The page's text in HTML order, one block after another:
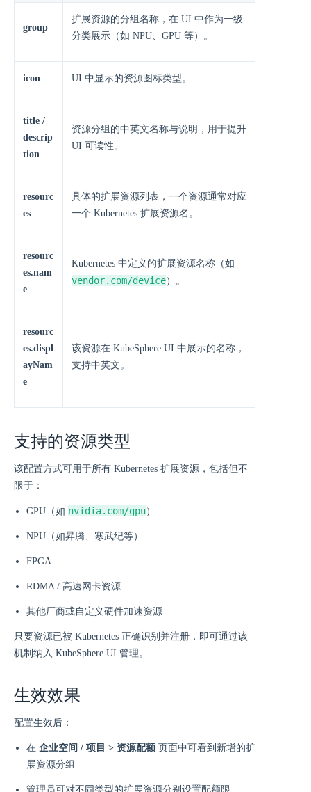
group
扩展资源的分组名称，在 UI 中作为一级
分类展示（如 NPU、GPU 等）。
icon UI 中显示的资源图标类型。
title /
descrip
tion
资源分组的中英文名称与说明，用于提升
UI 可读性。
resourc
es
具体的扩展资源列表，一个资源通常对应
一个 Kubernetes 扩展资源名。
resourc
es.nam
e
Kubernetes 中定义的扩展资源名称（如
vendor.com/device）。
resourc
es.displ
ayNam
e
该资源在 KubeSphere UI 中展示的名称，
支持中英文。
支持的资源类型
该配置方式可用于所有 Kubernetes 扩展资源，包括但不
限于：
GPU（如 nvidia.com/gpu）
NPU（如昇腾、寒武纪等）
FPGA
RDMA / 高速网卡资源
其他厂商或自定义硬件加速资源
只要资源已被 Kubernetes 正确识别并注册，即可通过该
机制纳入 KubeSphere UI 管理。
生效效果
配置生效后：
在 企业空间 / 项目 > 资源配额 页面中可看到新增的扩
展资源分组
管理员可对不同类型的扩展资源分别设置配额限